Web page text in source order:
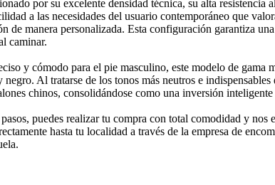
por su excelente densidad técnica, su alta
a las necesidades del usuario contemporáneo que
de manera personalizada. Esta configuración garantiza
caminar.
y cómodo para el pie masculino, este modelo de gama
Al tratarse de los tonos más neutros e
chinos, consolidándose como una inversión
puedes realizar tu compra con total comodidad y
hasta tu localidad a través de la empresa de